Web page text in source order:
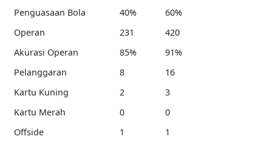
Penguasaan Bola 40%
60%
Operan
231
420
Akurasi Operan
85%
91%
Pelanggaran
8
16
Kartu Kuning
2
3
Kartu Merah
0
0
Offside
1
1